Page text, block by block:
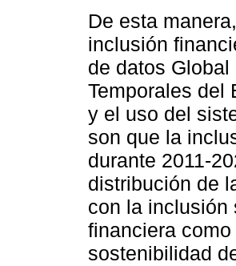
De esta
inclusión
de datos
Temporales del
y el uso del
son que la
durante 2011-
distribución de
con la inclusión
financiera
sostenibilidad